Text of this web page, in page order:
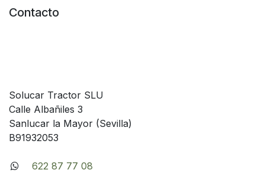
Contacto
Solucar Tractor SLU
Calle Albañiles 3
Sanlucar la Mayor (Sevilla)
B91932053
622 87 77 08